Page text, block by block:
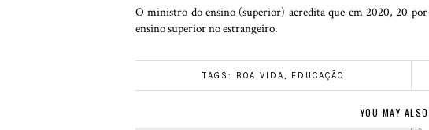
O ministro do ensino (superior) acredita que em 2020, 20
ensino superior no estrangeiro.
TAGS: BOA VIDA, EDUCAÇÃO
YOU MAY